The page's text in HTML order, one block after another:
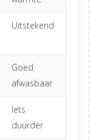
Uitstekend
Goed
afwasbaar
Iets
duurder